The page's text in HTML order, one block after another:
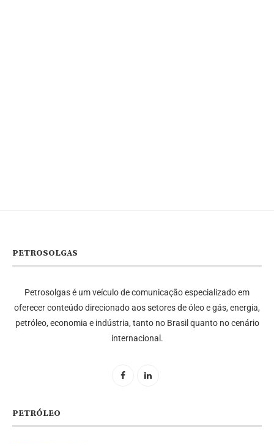
PETROSOLGAS
Petrosolgas é um veículo de comunicação especializado em
oferecer conteúdo direcionado aos setores de óleo e gás, energia,
petróleo, economia e indústria, tanto no Brasil quanto no cenário
internacional.
PETRÓLEO